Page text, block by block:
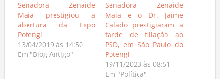
Senadora Zenaide
Maia prestigiou a
abertura da Expo
Potengi
13/04/2019 às 14:50
Em "Blog Antigo"
Senadora Zenaide
Maia e o Dr. Jaime
Calado prestigiaram a
tarde de filiação ao
PSD, em São Paulo do
Potengi
19/11/2023 às 08:51
Em "Política"